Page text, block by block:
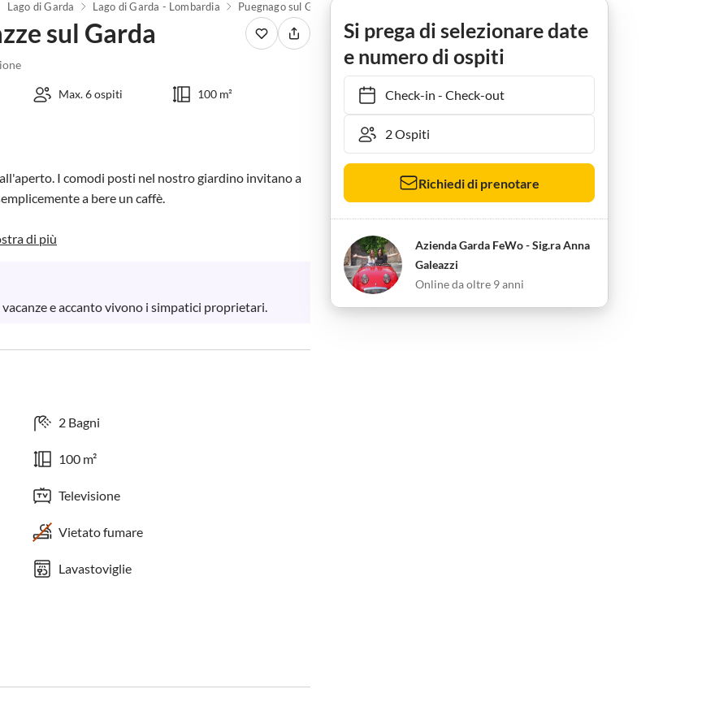
Lago di Garda Lago di Garda - Lombardia Puegnago sul Garda
sul Garda
Max. 6 ospiti 100 m²
I comodi posti nel nostro giardino invitano a
a bere un caffè.
di più
e accanto vivono i simpatici proprietari.
2 Bagni
100 m²
Televisione
Vietato fumare
Lavastoviglie
Si prega di selezionare date
e numero di ospiti
Check-in- Check-out
Richiedi di prenotare
Azienda Garda FeWo - Sig.ra Anna
Galeazzi
Online da oltre 9 anni